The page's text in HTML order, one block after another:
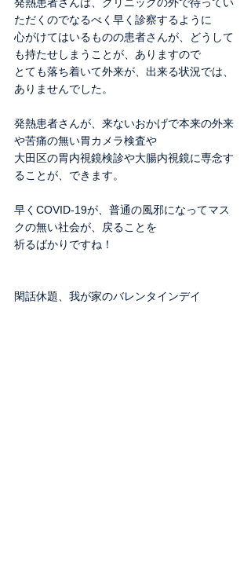
ただくのでなるべく早く診察するように
心がけてはいるものの患者さんが、どうして
も持たせしまうことが、ありますので
とても落ち着いて外来が、出来る状況では、
ありませんでした。
発熱患者さんが、来ないおかげで本来の外来
や苦痛の無い胃カメラ検査や
大田区の胃内視鏡検診や大腸内視鏡に専念す
ることが、できます。
早くCOVID-19が、普通の風邪になってマス
クの無い社会が、戻ることを
祈るばかりですね！
閑話休題、我が家のバレンタインデイ